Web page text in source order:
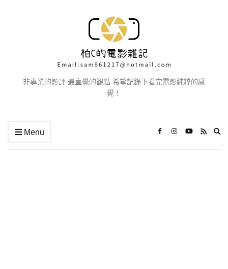
非專業的影評 最直覺的觀點 希望記錄下看完電影純粹的感
覺！
Menu